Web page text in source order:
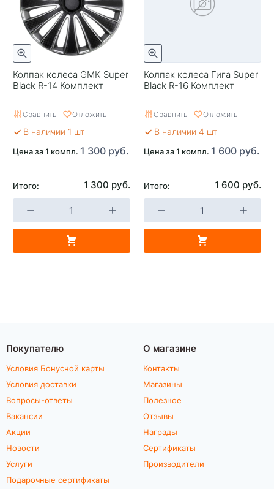
Колпак колеса GMK Super
Black R-14 Комплект
Сравнить Отложить
В наличии 1 шт
Цена за 1 компл. 1 300 руб.
Итого: 1 300 руб.
Колпак колеса Гига Super
Black R-16 Комплект
Сравнить Отложить
В наличии 4 шт
Цена за 1 компл. 1 600 руб.
Итого: 1 600 руб.
Покупателю
Условия Бонусной карты
Условия доставки
Вопросы-ответы
Вакансии
Акции
Новости
Услуги
Подарочные сертификаты
О магазине
Контакты
Магазины
Полезное
Отзывы
Награды
Сертификаты
Производители